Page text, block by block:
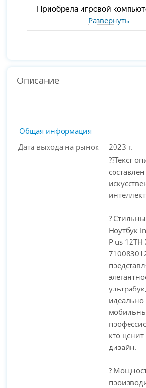
Развернуть
Описание
Общая информация
Дата выхода на рынок
2023 г.
??Текст
?
Ноутбук
Plus 12TH
идеально
кто
дизайн.
?